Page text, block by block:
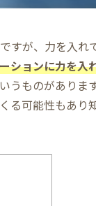
すが、力を入れ
ションに力を入
うものがありま
る可能性もあり